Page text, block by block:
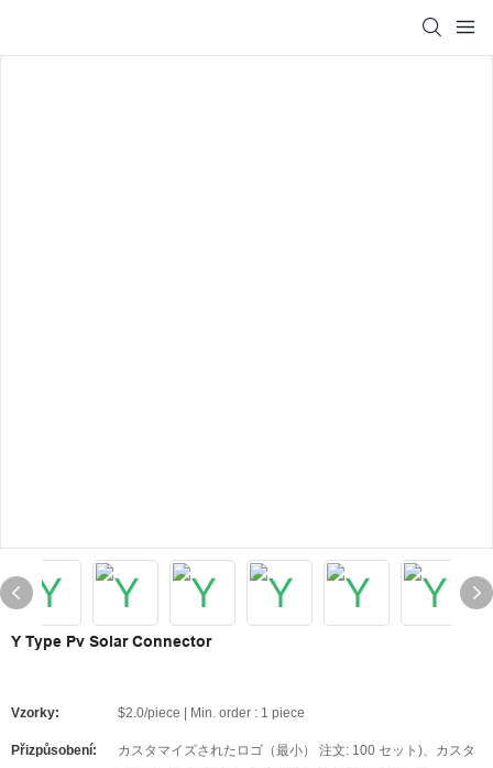
Y Type Pv Solar Connector
Vzorky: $2.0/piece | Min. order : 1 piece
Přizpůsobení:
カスタマイズされたロゴ（最小） 注文: 100 セット)、カスタ